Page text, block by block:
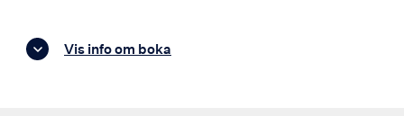
Vis info om boka